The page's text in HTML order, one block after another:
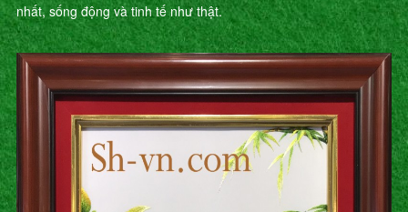
nhất, sống động và tinh tế như thật.